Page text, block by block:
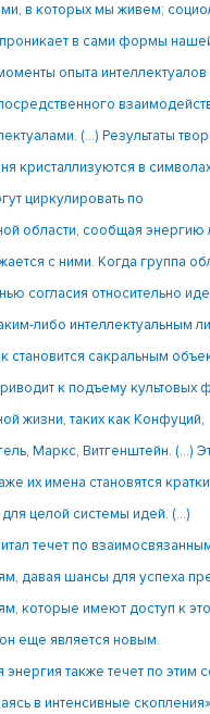
в которых мы живем;
проникает в сами формы
опыта интеллектуалов
(…) Результаты
кристаллизуются в
циркулировать по
области, сообщая
с ними. Когда группа
согласия относительно
либо интеллектуальным
становится сакральным
к подъему культовых
жизни, таких как Конфуций,
Маркс, Витгенштейн. (…)
их имена становятся
целой системы идей. (…)
течет по
давая шансы для успеха
которые имеют доступ к
еще является новым.
также течет по этим
в интенсивные